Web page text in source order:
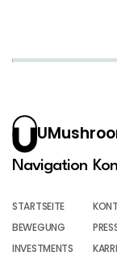
Navigation
STARTSEITE
BEWEGUNG
INVESTMENTS